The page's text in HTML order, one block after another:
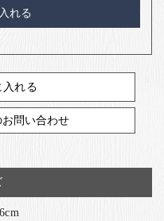
れる
入れる
問い合わせ